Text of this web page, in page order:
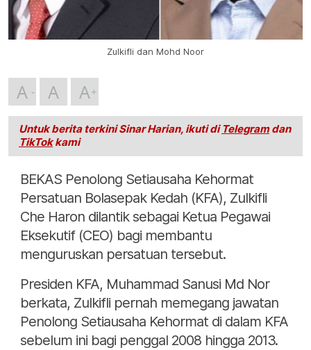
Zulkifli dan Mohd Noor
A A A
Untuk berita terkini Sinar Harian, ikuti di Telegramdan
TikTokkami
BEKAS Penolong Setiausaha Kehormat
Persatuan Bolasepak Kedah (KFA), Zulkifli
Che Haron dilantik sebagai Ketua Pegawai
Eksekutif (CEO) bagi membantu
menguruskan persatuan tersebut.
Presiden KFA, Muhammad Sanusi Md Nor
berkata, Zulkifli pernah memegang jawatan
Penolong Setiausaha Kehormat di dalam KFA
sebelum ini bagi penggal 2008 hingga 2013.